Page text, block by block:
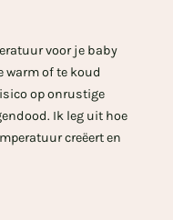
voor je baby
warm of te koud
op onrustige
Ik leg uit hoe
creëert en